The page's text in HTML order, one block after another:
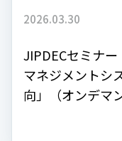
2026.03.30
JIPDECセミナ
マネジメントシ
向」（オンデマ